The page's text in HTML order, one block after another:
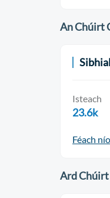
An Chúirt
Isteach
23.6k
Féach
Ard Chúirt